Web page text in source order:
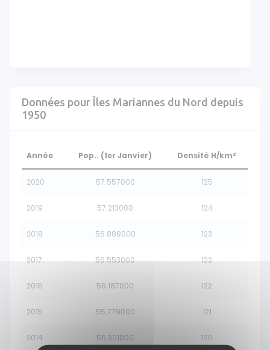
Données pour Îles Mariannes du Nord depuis
1950
Année Pop.. (1er Janvier) Densité H/km²
2020 57.557000 125
2019 57.213000 124
2018 56.889000 123
2017 56.553000 122
2016 56.187000 122
2015 55.779000 121
2014 55.301000 120